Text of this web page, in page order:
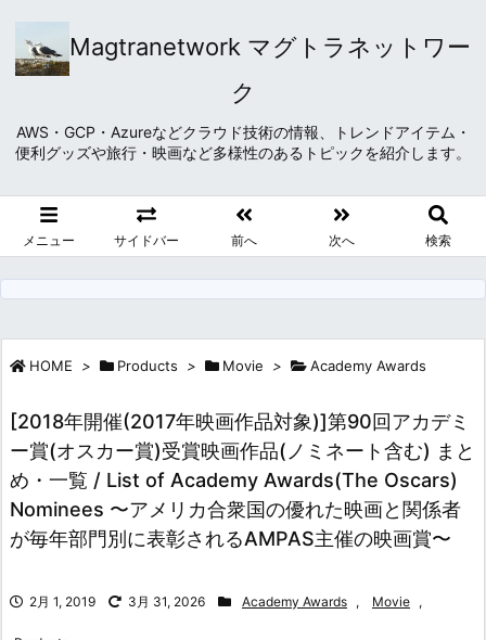
Magtranetwork マグトラネットワー
ク
AWS・GCP・Azureなどクラウド技術の情報、トレンドアイテム・
便利グッズや旅行・映画など多様性のあるトピックを紹介します。
メニュー サイドバー 前へ 次へ 検索
HOME > Products > Movie > Academy Awards
[2018年開催(2017年映画作品対象)]第90回アカデミ
ー賞(オスカー賞)受賞映画作品(ノミネート含む) まと
め・一覧 / List of Academy Awards(The Oscars)
Nominees 〜アメリカ合衆国の優れた映画と関係者
が毎年部門別に表彰されるAMPAS主催の映画賞〜
2月 1, 2019 3月 31, 2026 Academy Awards , Movie ,